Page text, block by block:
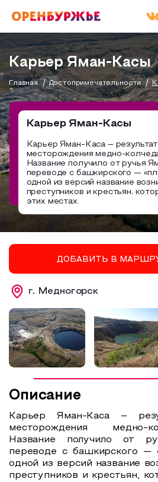
О РЕГИОНЕ
О регионе
Бузулук и Бузулукский район
Соль-Илецкий район
Саракташский район
МОЙ МАРШРУТ
Маршруты от туроператоров
Промышленный туризм
Пешеходный туризм
Автотуризм
Образовательный туризм
Маршруты от экскурсоводов
Все маршруты
Доступная среда
ГДЕ ПОЕСТЬ
ГДЕ ОСТАНОВИТЬСЯ
НАЦИОНАЛЬНЫЙ ТУРИСТСКИЙ
English(EN)
Русский(RU)
Карьер Яман-Касы
Главная Достопримечательности
Карьер Яман-Касы
Карьер Яман-Каса –
месторождения медно-
Название получило от ручья
переводе с башкирского —
одной из версий название
преступников и крестьян,
этих местах.
ДОБАВИТЬ В
г. Медногорск
Описание
Карьер Яман-Каса –
месторождения медно-
Название получило от
переводе с башкирского —
одной из версий название
преступников и крестьян,